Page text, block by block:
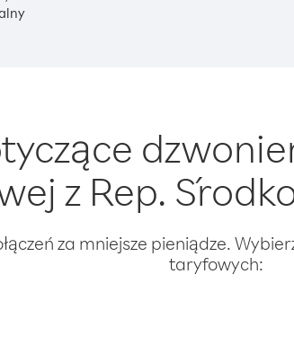
z Rep.
za mniejsze pieniądze.
taryfowych: